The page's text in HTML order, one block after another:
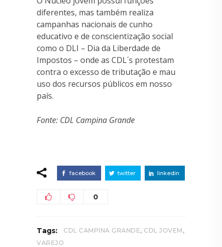
diferentes, mas também realiza
campanhas nacionais de cunho
educativo e de conscientização social
como o DLI – Dia da Liberdade de
Impostos – onde as CDL´s protestam
contra o excesso de tributação e mau
uso dos recursos públicos em nosso
país.
Fonte: CDL Campina Grande
facebook twitter linkedin
0
Tags: CDL CAMPINA GRANDE, CDL JOVEM ,
VAREJO